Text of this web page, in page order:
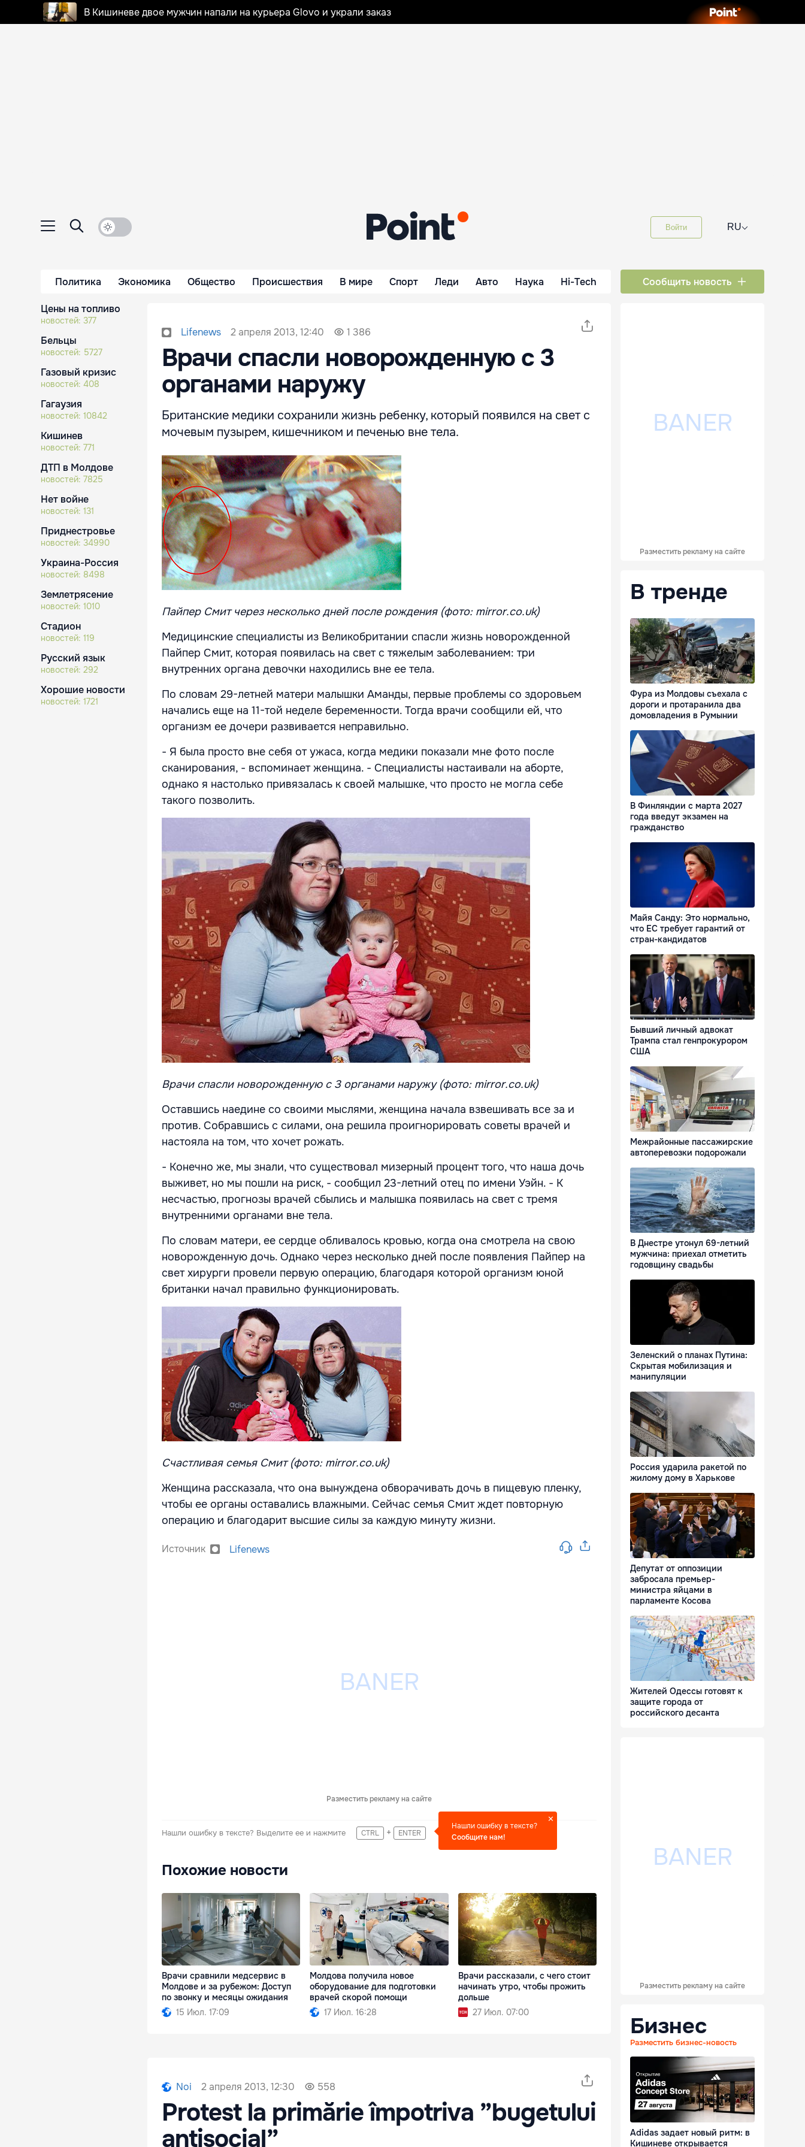
В Кишиневе двое мужчин напали на курьера Glovo и украли заказ
Войти RU⌵
Политика Экономика Общество Происшествия В мире Спорт Леди Авто Наука Hi-Tech Сообщить новость
Цены на топливо
новостей: 377
Бельцы
новостей: 5727
Газовый кризис
новостей: 408
Гагаузия
новостей: 10842
Кишинев
новостей: 771
ДТП в Молдове
новостей: 7825
Нет войне
новостей: 131
Приднестровье
новостей: 34990
Украина-Россия
новостей: 8498
Землетрясение
новостей: 1010
Стадион
новостей: 119
Русский язык
новостей: 292
Хорошие новости
новостей: 1721
Lifenews 2 апреля 2013, 12:40 1 386
Врачи спасли новорожденную с 3
органами наружу
Британские медики сохранили жизнь ребенку, который появился на свет с
мочевым пузырем, кишечником и печенью вне тела.
Пайпер Смит через несколько дней после рождения (фото: mirror.co.uk)
Медицинские специалисты из Великобритании спасли жизнь новорожденной
Пайпер Смит, которая появилась на свет с тяжелым заболеванием: три
внутренних органа девочки находились вне ее тела.
По словам 29-летней матери малышки Аманды, первые проблемы со здоровьем
начались еще на 11-той неделе беременности. Тогда врачи сообщили ей, что
организм ее дочери развивается неправильно.
- Я была просто вне себя от ужаса, когда медики показали мне фото после
сканирования, - вспоминает женщина. - Специалисты настаивали на аборте,
однако я настолько привязалась к своей малышке, что просто не могла себе
такого позволить.
Врачи спасли новорожденную с 3 органами наружу (фото: mirror.co.uk)
Оставшись наедине со своими мыслями, женщина начала взвешивать все за и
против. Собравшись с силами, она решила проигнорировать советы врачей и
настояла на том, что хочет рожать.
- Конечно же, мы знали, что существовал мизерный процент того, что наша дочь
выживет, но мы пошли на риск, - сообщил 23-летний отец по имени Уэйн. - К
несчастью, прогнозы врачей сбылись и малышка появилась на свет с тремя
внутренними органами вне тела.
По словам матери, ее сердце обливалось кровью, когда она смотрела на свою
новорожденную дочь. Однако через несколько дней после появления Пайпер на
свет хирурги провели первую операцию, благодаря которой организм юной
британки начал правильно функционировать.
Счастливая семья Смит (фото: mirror.co.uk)
Женщина рассказала, что она вынуждена обворачивать дочь в пищевую пленку,
чтобы ее органы оставались влажными. Сейчас семья Смит ждет повторную
операцию и благодарит высшие силы за каждую минуту жизни.
Источник Lifenews
Разместить рекламу на сайте
Нашли ошибку в тексте? Выделите ее и нажмите CTRL + ENTER
Нашли ошибку в тексте?
Сообщите нам!
Похожие новости
Врачи сравнили медсервис в
Молдове и за рубежом: Доступ
по звонку и месяцы ожидания
15 Июл. 17:09
Молдова получила новое
оборудование для подготовки
врачей скорой помощи
17 Июл. 16:28
Врачи рассказали, с чего стоит
начинать утро, чтобы прожить
дольше
27 Июл. 07:00
Noi 2 апреля 2013, 12:30 558
Protest la primărie împotriva ”bugetului
antisocial”
Разместить рекламу на сайте
В тренде
Фура из Молдовы съехала с
дороги и протаранила два
домовладения в Румынии
В Финляндии с марта 2027
года введут экзамен на
гражданство
Майя Санду: Это нормально,
что ЕС требует гарантий от
стран-кандидатов
Бывший личный адвокат
Трампа стал генпрокурором
США
Межрайонные пассажирские
автоперевозки подорожали
В Днестре утонул 69-летний
мужчина: приехал отметить
годовщину свадьбы
Зеленский о планах Путина:
Скрытая мобилизация и
манипуляции
Россия ударила ракетой по
жилому дому в Харькове
Депутат от оппозиции
забросала премьер-
министра яйцами в
парламенте Косова
Жителей Одессы готовят к
защите города от
российского десанта
Разместить рекламу на сайте
Бизнес
Разместить бизнес-новость
Adidas задает новый ритм: в
Кишиневе открывается